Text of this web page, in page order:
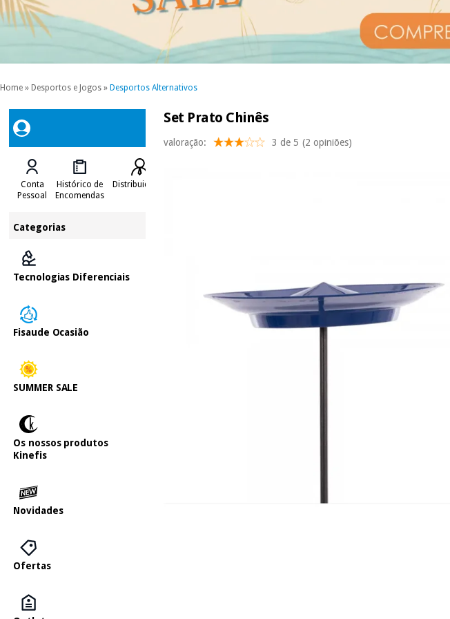
Home » Desportos e Jogos » Desportos Alternativos
Conta
Pessoal
Histórico de
Encomendas
Distribuidores
Categorias
Tecnologias Diferenciais
Fisaude Ocasião
SUMMER SALE
Os nossos produtos
Kinefis
Novidades
Ofertas
Set Prato Chinês
valoração: 3 de 5 (2 opiniões)